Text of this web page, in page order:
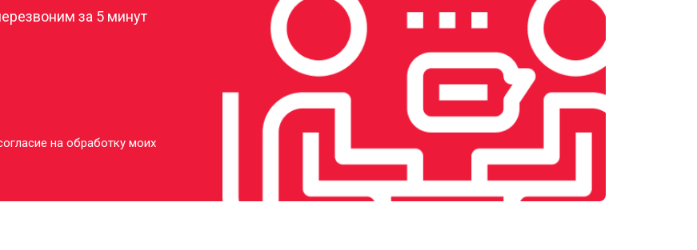
за 5 минут
на обработку моих